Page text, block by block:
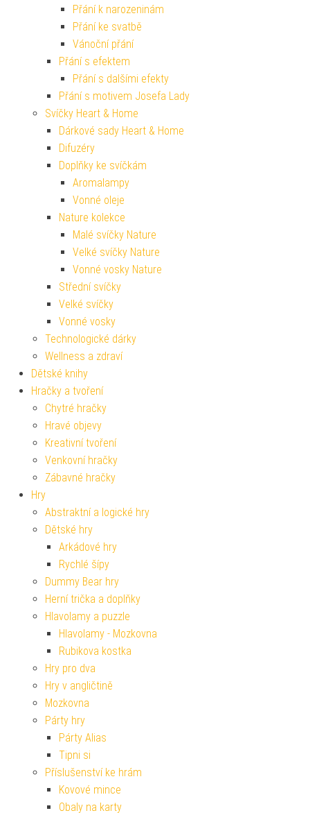
Přání k narozeninám
Přání ke svatbě
Vánoční přání
Přání s efektem
Přání s dalšími efekty
Přání s motivem Josefa Lady
Svíčky Heart & Home
Dárkové sady Heart & Home
Difuzéry
Doplňky ke svíčkám
Aromalampy
Vonné oleje
Nature kolekce
Malé svíčky Nature
Velké svíčky Nature
Vonné vosky Nature
Střední svíčky
Velké svíčky
Vonné vosky
Technologické dárky
Wellness a zdraví
Dětské knihy
Hračky a tvoření
Chytré hračky
Hravé objevy
Kreativní tvoření
Venkovní hračky
Zábavné hračky
Hry
Abstraktní a logické hry
Dětské hry
Arkádové hry
Rychlé šípy
Dummy Bear hry
Herní trička a doplňky
Hlavolamy a puzzle
Hlavolamy - Mozkovna
Rubikova kostka
Hry pro dva
Hry v angličtině
Mozkovna
Párty hry
Párty Alias
Tipni si
Příslušenství ke hrám
Kovové mince
Obaly na karty